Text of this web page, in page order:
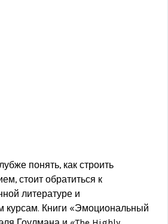
понять, как строить
стоит обратиться к
литературе и
курсам. Книги «Эмоциональный